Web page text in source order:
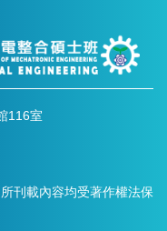
116室
刊載內容均受著作權法保